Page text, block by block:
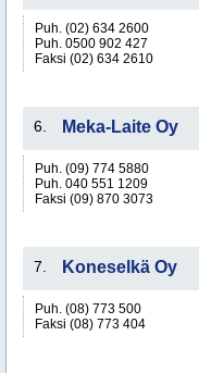
Puh. (02) 634 2600
Puh. 0500 902 427
Faksi (02) 634 2610
6. Meka-Laite Oy
Puh. (09) 774 5880
Puh. 040 551 1209
Faksi (09) 870 3073
7. Koneselkä Oy
Puh. (08) 773 500
Faksi (08) 773 404